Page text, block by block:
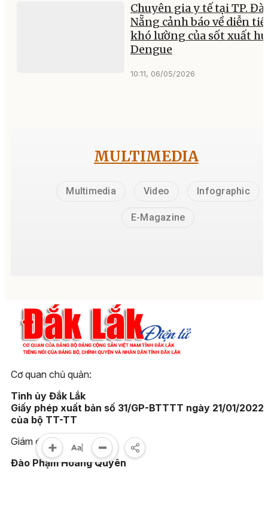
Chuyên gia y tế tại TP. Đà
Nẵng cảnh báo về diễn
khó lường của sốt xuất
Dengue
10:11, 06/05/2026
MULTIMEDIA
Multimedia Video Infographic
E-Magazine
Cơ quan chủ quản:
Tỉnh ủy Đắk Lắk
Giấy phép xuất bản số 31/GP-BTTTT ngày 21/01/2022
của bộ TT-TT
Giám đốc:
Đào Phạm Hoàng Quyên